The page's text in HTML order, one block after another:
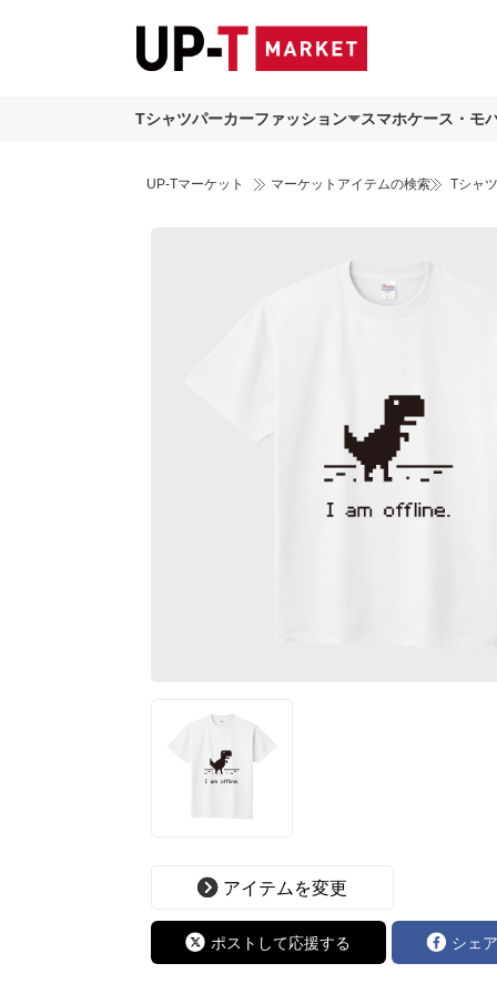
Tシャツパーカーファッション スマホケース・モ
UP-Tマーケット マーケットアイテムの検索 Tシャ
アイテムを変更
ポストして応援する シェ